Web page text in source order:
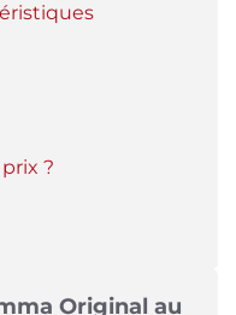
?
Original au